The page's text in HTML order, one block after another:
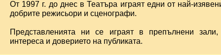
От 1997 г. до днес в Театъра играят едни от най-
добрите режисьори и сценографи.
Представленията ни се играят в препълнени
интереса и доверието на публиката.